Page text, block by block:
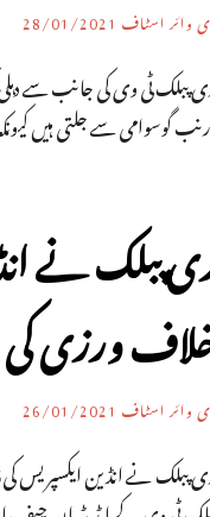
وائر اسٹاف 28/01/2021
پبلک ٹی وی کی جانب سے دہلی
گوسوامی سے جلتی ہیں
پبلک نے
ورزی کی
وائر اسٹاف 26/01/2021